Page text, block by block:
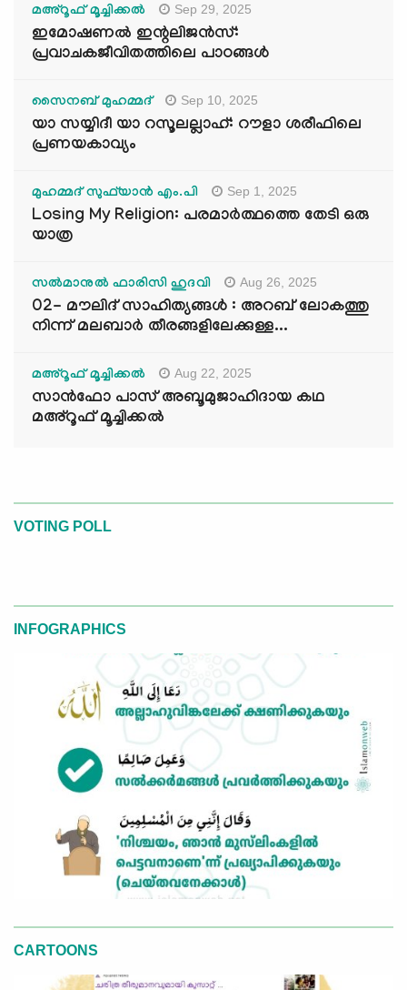
മഅ്റൂഫ് മൂച്ചിക്കല്‍ Sep 29, 2025
ഇമോഷണൽ ഇന്റലിജൻസ്:
പ്രവാചകജീവിതത്തിലെ പാഠങ്ങൾ
സൈനബ് മുഹമ്മദ് Sep 10, 2025
യാ സയ്യിദീ യാ റസൂലല്ലാഹ്: റൗളാ ശരീഫിലെ
പ്രണയകാവ്യം
മുഹമ്മദ് സുഫ്‌യാൻ എം.പി Sep 1, 2025
Losing My Religion: പരമാർത്ഥത്തെ തേടി ഒരു
യാത്ര
സൽമാനുൽ ഫാരിസി ഹുദവി Aug 26, 2025
02- മൗലിദ് സാഹിത്യങ്ങൾ : അറബ് ലോകത്തു
നിന്ന് മലബാർ തീരങ്ങളിലേക്കുള്ള...
മഅ്റൂഫ് മൂച്ചിക്കല്‍ Aug 22, 2025
സാൻഫോ പാസ് അബൂമുജാഹിദായ കഥ
മഅ്റൂഫ് മൂച്ചിക്കല്‍
VOTING POLL
INFOGRAPHICS
CARTOONS